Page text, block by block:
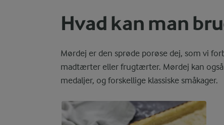
Hvad kan man
Mørdej er den sprøde porøse dej, som vi
madtærter eller frugtærter. Mørdej kan
medaljer, og forskellige klassiske småkager.